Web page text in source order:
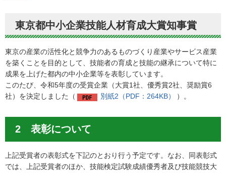
東京都中小企業技能人材育成大賞知事賞
東京の産業の活性化と競争力のあるものづくり産業やサービス産業
を築くことを目的として、技能者の育成と技能の継承について特に
成果を上げた都内の中小企業等を表彰しています。
このたび、令和5年度の受賞企業（大賞1社、優秀賞2社、奨励賞6
社）を決定しました（
別紙2（PDF：264KB） ）。
2 表彰について
上記受賞者の表彰式を下記のとおり行う予定です。なお、同表彰式
では、上記受賞者のほか、技能検定試験成績優秀者及び技能競技大